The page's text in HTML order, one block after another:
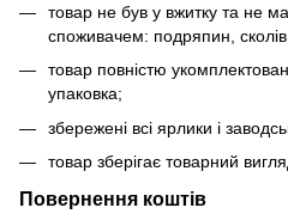
товар не був у вжитку та не
споживачем: подряпин,
товар повністю
упаковка;
збережені всі ярлики і
товар зберігає товарний
Повернення коштів